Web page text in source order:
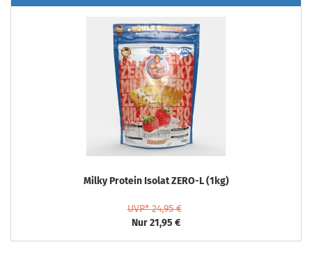
Milky Protein Isolat ZERO-L (1kg)
UVP* 24,95 €
Nur 21,95 €